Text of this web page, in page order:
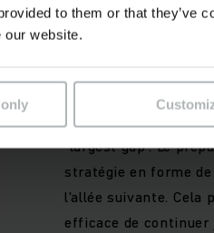
to them or that
our website.Stratégie 3
Combinaison de
Cette stratégie
"largest gap". Le
stratégie en forme
l'allée suivante. Cela
efficace de continuer